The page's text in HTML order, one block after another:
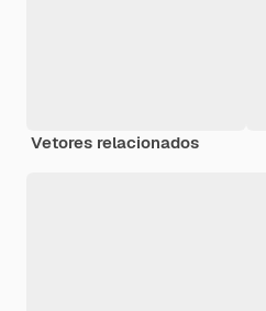
Vetores relacionados